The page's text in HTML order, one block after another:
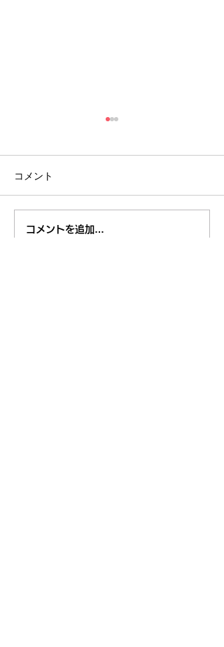
【開催報告】くるくるチ
コメント
コメントを追加…